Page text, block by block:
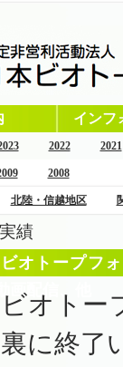
インフ
2022 2021
2008
北陸・信越地区
績
ビオトープフ
画配信、他
オトー
に終了